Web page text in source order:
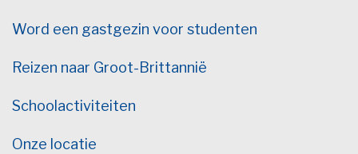
Word een gastgezin voor studenten
Reizen naar Groot-Brittannië
Schoolactiviteiten
Onze locatie